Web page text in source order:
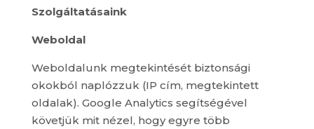
Szolgáltatásaink
Weboldal
Weboldalunk megtekintését biztonsági
okokból naplózzuk (IP cím, megtekintett
oldalak). Google Analytics segítségével
követjük mit nézel, hogy egyre több